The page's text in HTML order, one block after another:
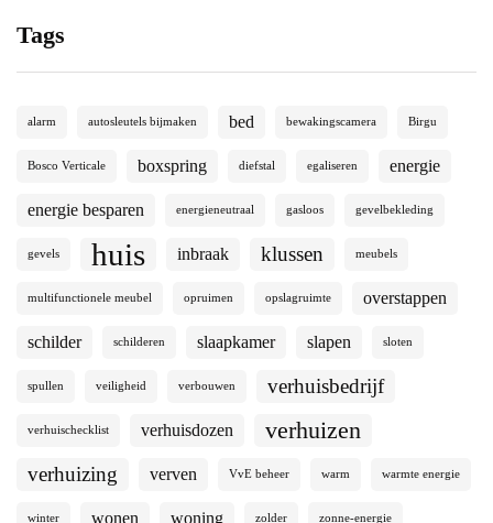
Tags
alarm autosleutels bijmaken bed bewakingscamera Birgu
Bosco Verticale boxspring diefstal egaliseren energie
energie besparen energieneutraal gasloos gevelbekleding
gevels huis inbraak klussen meubels
multifunctionele meubel opruimen opslagruimte overstappen
schilder schilderen slaapkamer slapen sloten
spullen veiligheid verbouwen verhuisbedrijf
verhuischecklist verhuisdozen verhuizen
verhuizing verven VvE beheer warm warmte energie
winter wonen woning zolder zonne-energie